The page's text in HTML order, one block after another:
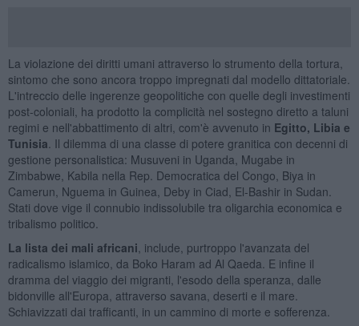
La violazione dei diritti umani attraverso lo strumento della tortura,
sintomo che sono ancora troppo impregnati dal modello dittatoriale.
L'intreccio delle ingerenze geopolitiche con quelle degli investimenti
post-coloniali, ha prodotto la complicità nel sostegno diretto a taluni
regimi e nell'abbattimento di altri, com'è avvenuto in Egitto, Libia e
Tunisia . Il dilemma di una classe di potere granitica con decenni di
gestione personalistica: Musuveni in Uganda, Mugabe in
Zimbabwe, Kabila nella Rep. Democratica del Congo, Biya in
Camerun, Nguema in Guinea, Deby in Ciad, El-Bashir in Sudan.
Stati dove vige il connubio indissolubile tra oligarchia economica e
tribalismo politico.
La lista dei mali africani , include, purtroppo l'avanzata del
radicalismo islamico, da Boko Haram ad Al Qaeda. E infine il
dramma del viaggio dei migranti, l'esodo della speranza, dalle
bidonville all'Europa, attraverso savana, deserti e il mare.
Schiavizzati dai trafficanti, in un cammino di morte e sofferenza.